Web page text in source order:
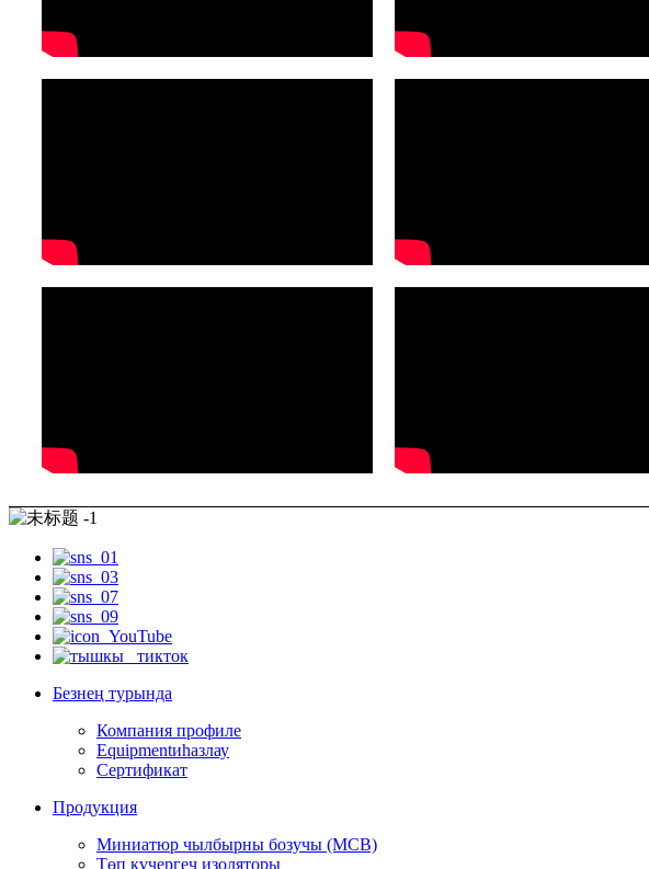
Безнең турында
Компания профиле
Equipmentиһазлау
Сертификат
Продукция
Миниатюр чылбырны бозучы (MCB)
Төп күчергеч изоляторы